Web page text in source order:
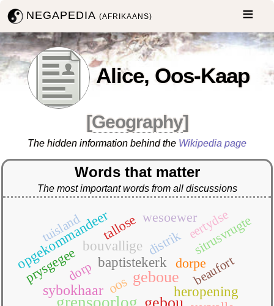
NEGAPEDIA(AFRIKAANS)
Alice, Oos-Kaap
[Geography]
The hidden information behind the Wikipedia page
Words that matter
The most important words from all discussions
grensoorlog
geboue
sybokhaar
baptistekerk
bouvallige
heropening
opgekommandeer distrik
dorpe
oos
prysgegee
sitrusvrugte
tallose wesoewer
beaufort
dorp
eertydse
tuisland